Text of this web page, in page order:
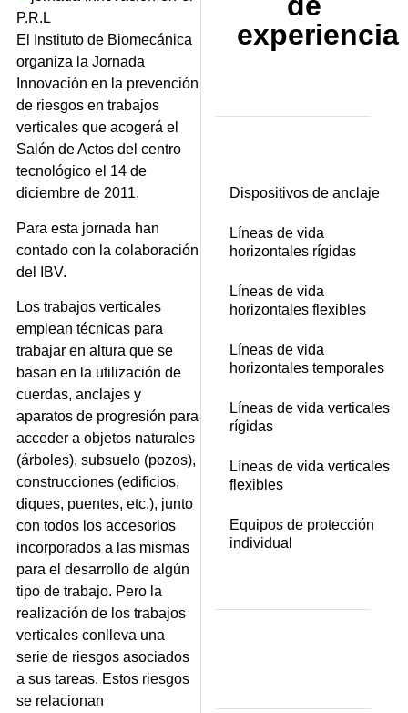
El Instituto de Biomecánica
organiza la Jornada
Innovación en la prevención
de riesgos en trabajos
verticales que acogerá el
Salón de Actos del centro
tecnológico el 14 de
diciembre de 2011.
Para esta jornada han
contado con la colaboración
del IBV.
Los trabajos verticales
emplean técnicas para
trabajar en altura que se
basan en la utilización de
cuerdas, anclajes y
aparatos de progresión para
acceder a objetos naturales
(árboles), subsuelo (pozos),
construcciones (edificios,
diques, puentes, etc.), junto
con todos los accesorios
incorporados a las mismas
para el desarrollo de algún
tipo de trabajo. Pero la
realización de los trabajos
verticales conlleva una
serie de riesgos asociados
a sus tareas. Estos riesgos
se relacionan
experiencia
Dispositivos de anclaje
Líneas de vida
horizontales rígidas
Líneas de vida
horizontales flexibles
Líneas de vida
horizontales temporales
Líneas de vida verticales
rígidas
Líneas de vida verticales
flexibles
Equipos de protección
individual